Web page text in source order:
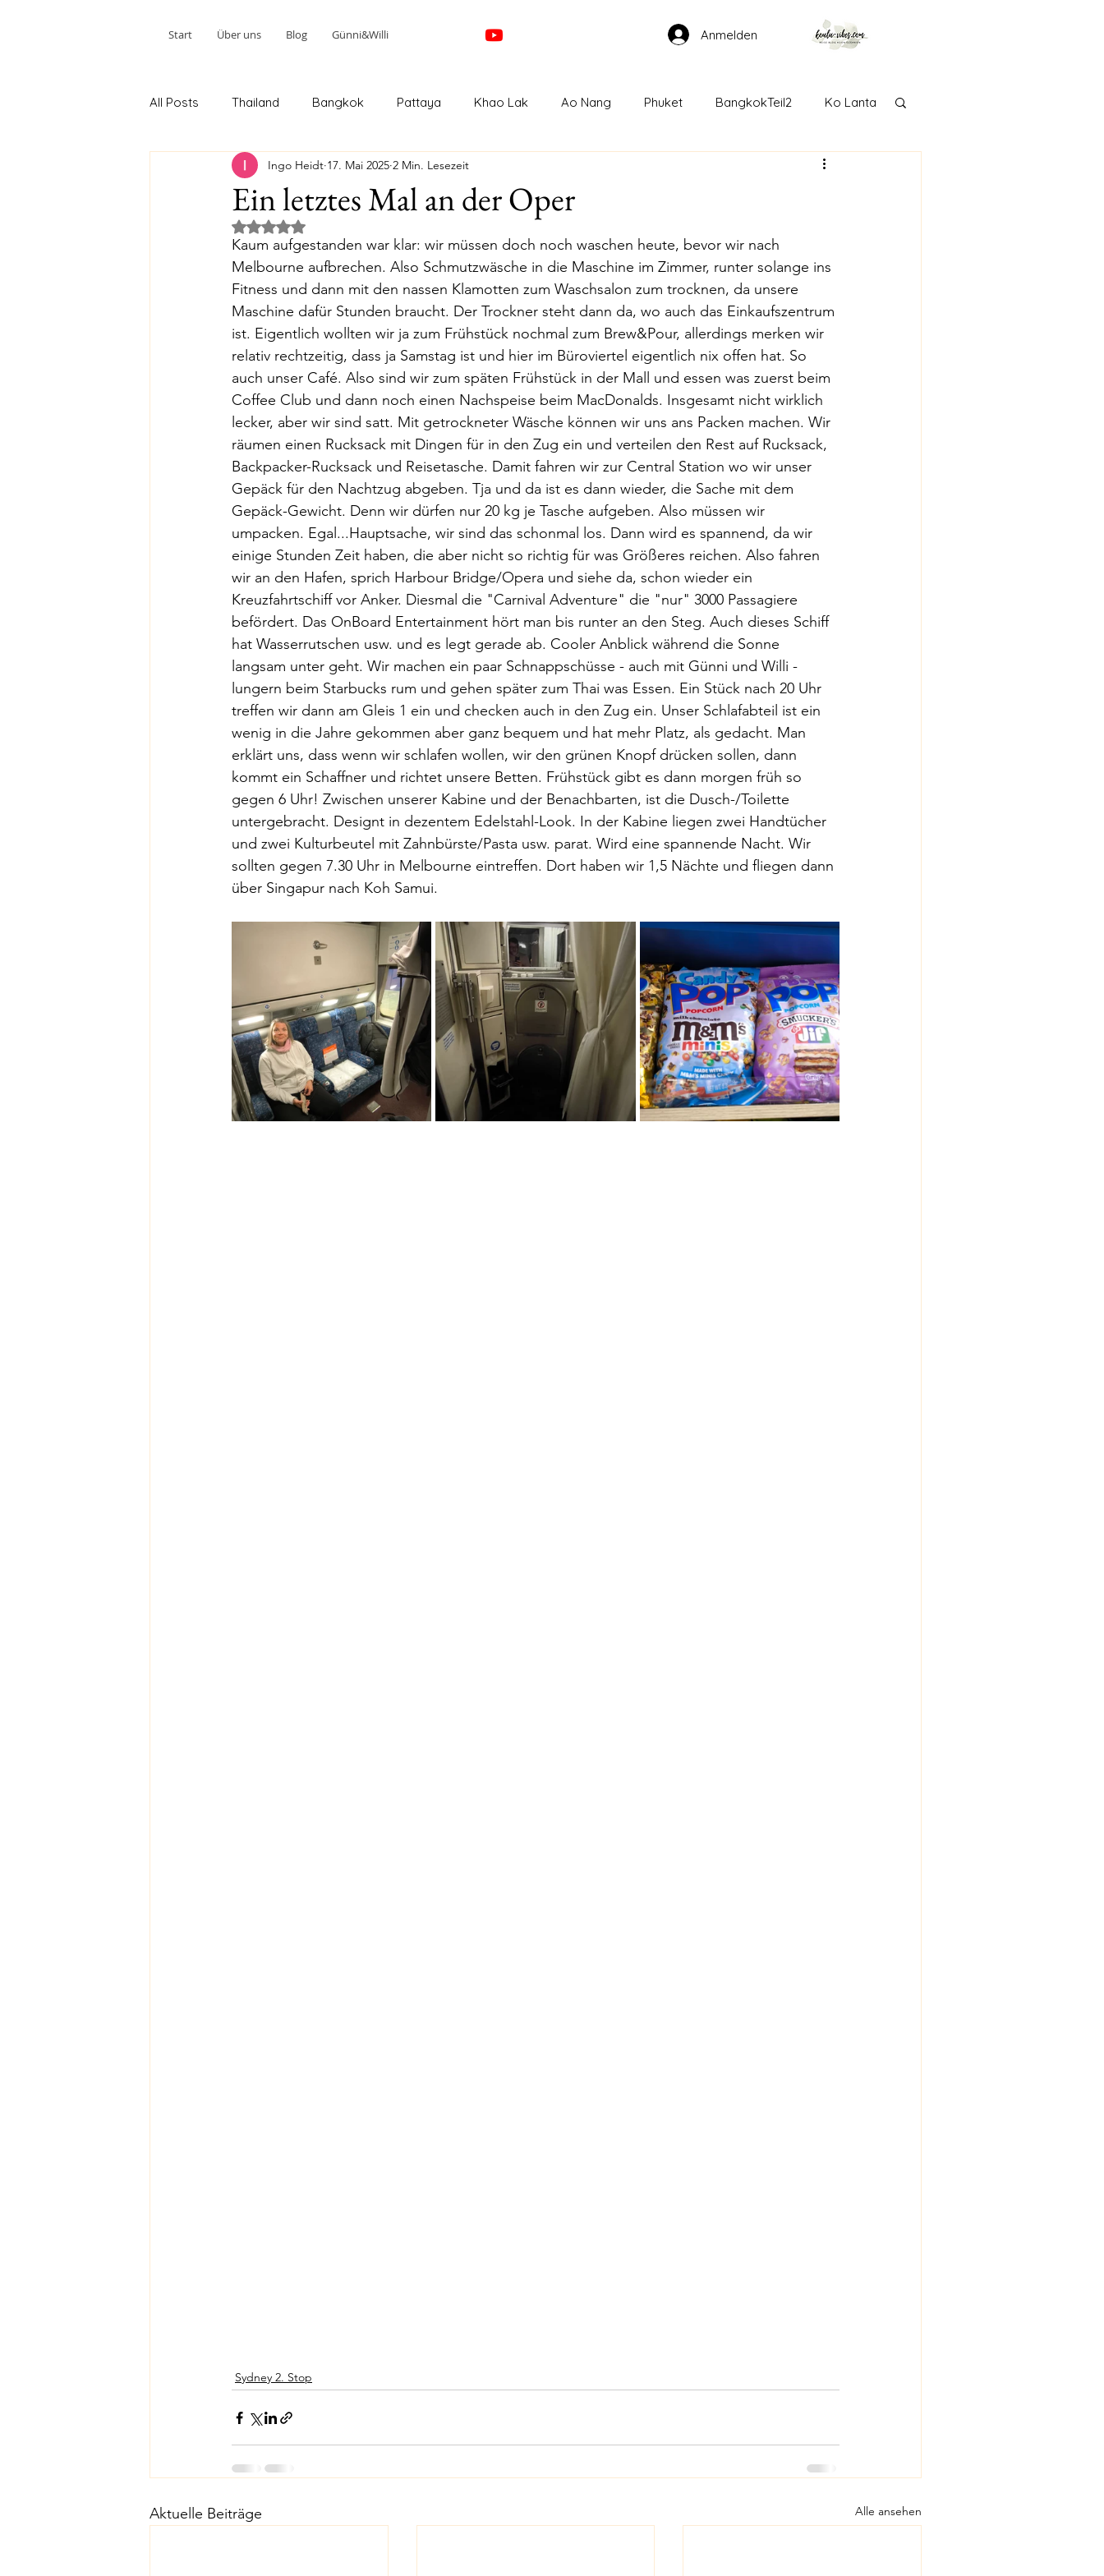
Start Über uns Blog Günni&Willi Anmelden
All Posts Thailand Bangkok Pattaya Khao Lak Ao Nang Phuket BangkokTeil2 Ko Lanta
Ao Nang 2.Teil Phuket 2.Teil Kuala Lumpur Langkawi
Kuala Lumpur 2. Teil
Melbourne 2. Stopp Sydney Auckland Papamoa Taupo Wellington Taranaki
Ein letztes Mal an der Oper
Ingo Heidt 17. Mai 2025 2 Min. Lesezeit
Mit NaN von 5 Sternen bewertet.
Kaum aufgestanden war klar: wir müssen doch noch waschen heute, bevor wir nach
Melbourne aufbrechen. Also Schmutzwäsche in die Maschine im Zimmer, runter solange ins
Fitness und dann mit den nassen Klamotten zum Waschsalon zum trocknen, da unsere
Maschine dafür Stunden braucht. Der Trockner steht dann da, wo auch das Einkaufszentrum
ist. Eigentlich wollten wir ja zum Frühstück nochmal zum Brew&Pour, allerdings merken wir
relativ rechtzeitig, dass ja Samstag ist und hier im Büroviertel eigentlich nix offen hat. So
auch unser Café. Also sind wir zum späten Frühstück in der Mall und essen was zuerst beim
Coffee Club und dann noch einen Nachspeise beim MacDonalds. Insgesamt nicht wirklich
lecker, aber wir sind satt. Mit getrockneter Wäsche können wir uns ans Packen machen. Wir
räumen einen Rucksack mit Dingen für in den Zug ein und verteilen den Rest auf Rucksack,
Backpacker-Rucksack und Reisetasche. Damit fahren wir zur Central Station wo wir unser
Gepäck für den Nachtzug abgeben. Tja und da ist es dann wieder, die Sache mit dem
Gepäck-Gewicht. Denn wir dürfen nur 20 kg je Tasche aufgeben. Also müssen wir
umpacken. Egal...Hauptsache, wir sind das schonmal los. Dann wird es spannend, da wir
einige Stunden Zeit haben, die aber nicht so richtig für was Größeres reichen. Also fahren
wir an den Hafen, sprich Harbour Bridge/Opera und siehe da, schon wieder ein
Kreuzfahrtschiff vor Anker. Diesmal die "Carnival Adventure" die "nur" 3000 Passagiere
befördert. Das OnBoard Entertainment hört man bis runter an den Steg. Auch dieses Schiff
hat Wasserrutschen usw. und es legt gerade ab. Cooler Anblick während die Sonne
langsam unter geht. Wir machen ein paar Schnappschüsse - auch mit Günni und Willi -
lungern beim Starbucks rum und gehen später zum Thai was Essen. Ein Stück nach 20 Uhr
treffen wir dann am Gleis 1 ein und checken auch in den Zug ein. Unser Schlafabteil ist ein
wenig in die Jahre gekommen aber ganz bequem und hat mehr Platz, als gedacht. Man
erklärt uns, dass wenn wir schlafen wollen, wir den grünen Knopf drücken sollen, dann
kommt ein Schaffner und richtet unsere Betten. Frühstück gibt es dann morgen früh so
gegen 6 Uhr! Zwischen unserer Kabine und der Benachbarten, ist die Dusch-/Toilette
untergebracht. Designt in dezentem Edelstahl-Look. In der Kabine liegen zwei Handtücher
und zwei Kulturbeutel mit Zahnbürste/Pasta usw. parat. Wird eine spannende Nacht. Wir
sollten gegen 7.30 Uhr in Melbourne eintreffen. Dort haben wir 1,5 Nächte und fliegen dann
über Singapur nach Koh Samui.
Sydney 2. Stop
Aktuelle Beiträge Alle ansehen